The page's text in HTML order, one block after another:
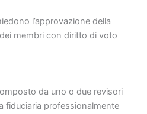
l’approvazione della
membri con diritto di voto
da uno o due revisori
fiduciaria professionalmente